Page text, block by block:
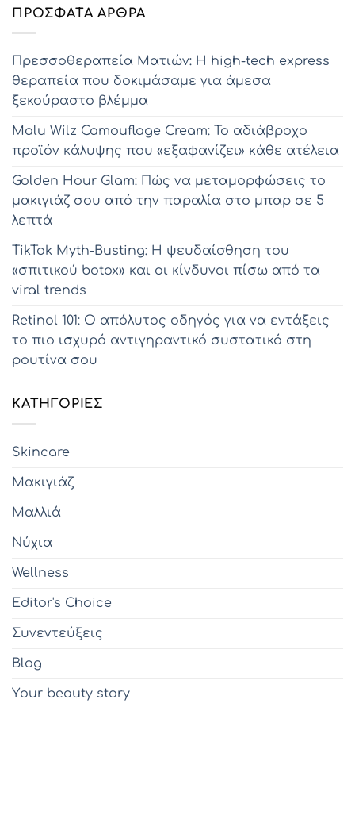
ΠΡΌΣΦΑΤΑ ΆΡΘΡΑ
Πρεσσοθεραπεία Ματιών: Η high-tech express
θεραπεία που δοκιμάσαμε για άμεσα
ξεκούραστο βλέμμα
Malu Wilz Camouflage Cream: Το αδιάβροχο
προϊόν κάλυψης που «εξαφανίζει» κάθε ατέλεια
Golden Hour Glam: Πώς να μεταμορφώσεις το
μακιγιάζ σου από την παραλία στο μπαρ σε 5
λεπτά
TikTok Myth-Busting: Η ψευδαίσθηση του
«σπιτικού botox» και οι κίνδυνοι πίσω από τα
viral trends
Retinol 101: Ο απόλυτος οδηγός για να εντάξεις
το πιο ισχυρό αντιγηραντικό συστατικό στη
ρουτίνα σου
KΑΤΗΓΟΡΊΕΣ
Skincare
Μακιγιάζ
Μαλλιά
Νύχια
Wellness
Editor's Choice
Συνεντεύξεις
Blog
Υour beauty story